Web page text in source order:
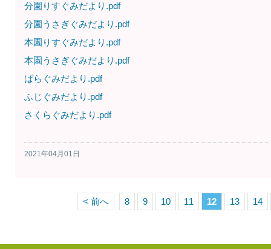
分園りすぐみだより.pdf
分園うさぎぐみだより.pdf
本園りすぐみだより.pdf
本園うさぎぐみだより.pdf
ばらぐみだより.pdf
ふじぐみだより.pdf
さくらぐみだより.pdf
2021年04月01日
< 前へ 8 9 10 11 12 13 14